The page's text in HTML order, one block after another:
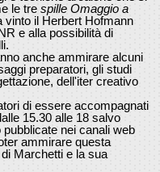
le tre spille Omaggio a
vinto il Herbert Hofmann
e alla possibilità di
anche ammirare alcuni
preparatori, gli studi
dell'iter creativo
di essere accompagnati
15.30 alle 18 salvo
nei canali web
ammirare questa
Marchetti e la sua